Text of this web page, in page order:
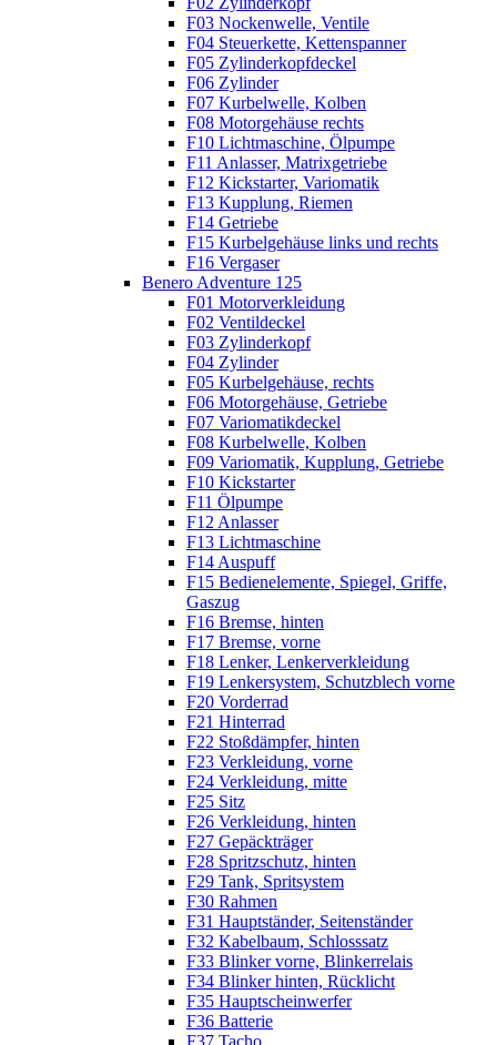
F03 Nockenwelle, Ventile
F04 Steuerkette, Kettenspanner
F05 Zylinderkopfdeckel
F06 Zylinder
F07 Kurbelwelle, Kolben
F08 Motorgehäuse rechts
F10 Lichtmaschine, Ölpumpe
F11 Anlasser, Matrixgetriebe
F12 Kickstarter, Variomatik
F13 Kupplung, Riemen
F14 Getriebe
F15 Kurbelgehäuse links und rechts
F16 Vergaser
Benero Adventure 125
F01 Motorverkleidung
F02 Ventildeckel
F03 Zylinderkopf
F04 Zylinder
F05 Kurbelgehäuse, rechts
F06 Motorgehäuse, Getriebe
F07 Variomatikdeckel
F08 Kurbelwelle, Kolben
F09 Variomatik, Kupplung, Getriebe
F10 Kickstarter
F11 Ölpumpe
F12 Anlasser
F13 Lichtmaschine
F14 Auspuff
F15 Bedienelemente, Spiegel, Griffe,
Gaszug
F16 Bremse, hinten
F17 Bremse, vorne
F18 Lenker, Lenkerverkleidung
F19 Lenkersystem, Schutzblech vorne
F20 Vorderrad
F21 Hinterrad
F22 Stoßdämpfer, hinten
F23 Verkleidung, vorne
F24 Verkleidung, mitte
F25 Sitz
F26 Verkleidung, hinten
F27 Gepäckträger
F28 Spritzschutz, hinten
F29 Tank, Spritsystem
F30 Rahmen
F31 Hauptständer, Seitenständer
F32 Kabelbaum, Schlosssatz
F33 Blinker vorne, Blinkerrelais
F34 Blinker hinten, Rücklicht
F35 Hauptscheinwerfer
F36 Batterie
F37 Tacho